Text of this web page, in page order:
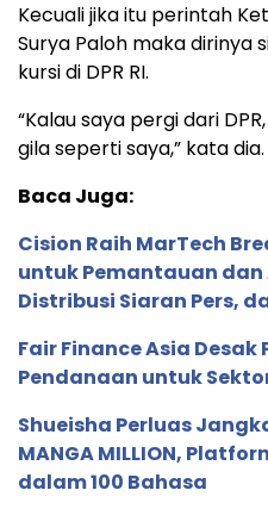
Kecuali jika itu perintah
Surya Paloh maka dirinya
kursi di DPR RI.
“Kalau saya pergi dari
gila seperti saya,” kata dia.
Baca Juga:
Cision Raih MarTech
untuk Pemantauan dan
Distribusi Siaran Pers,
Fair Finance Asia
Pendanaan untuk
Shueisha Perluas
MANGA MILLION,
dalam 100 Bahasa